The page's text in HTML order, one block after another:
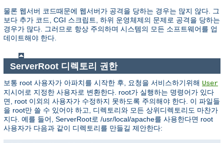
물론 웹서버 코드때문에 웹서버가 공격을 당하는 경우는 많지 않다. 그
보다 추가 코드, CGI 스크립트, 하위 운영체제의 문제로 공격을 당하는
경우가 많다. 그러므로 항상 주의하며 시스템의 모든 소프트웨어를 업
데이트해야 한다.
ServerRoot 디렉토리 권한
보통 root 사용자가 아파치를 시작한 후, 요청을 서비스하기위해 User
지시어로 지정한 사용자로 변환한다. root가 실행하는 명령어가 있다
면, root 이외의 사용자가 수정하지 못하도록 주의해야 한다. 이 파일들
을 root만 쓸 수 있어야 하고, 디렉토리와 모든 상위디렉토리도 마찬가
지다. 예를 들어, ServerRoot로 /usr/local/apache를 사용한다면 root
사용자가 다음과 같이 디렉토리를 만들길 제안한다: